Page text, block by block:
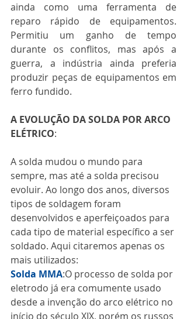
ainda como uma ferramenta de
reparo rápido de equipamentos.
Permitiu um ganho de tempo
durante os conflitos, mas após a
guerra, a indústria ainda preferia
produzir peças de equipamentos em
ferro fundido.
A EVOLUÇÃO DA SOLDA POR ARCO
ELÉTRICO:
A solda mudou o mundo para
sempre, mas até a solda precisou
evoluir. Ao longo dos anos, diversos
tipos de soldagem foram
desenvolvidos e aperfeiçoados para
cada tipo de material específico a ser
soldado. Aqui citaremos apenas os
mais utilizados:
Solda MMA:O processo de solda por
eletrodo já era comumente usado
desde a invenção do arco elétrico no
início do século XIX, porém os russos